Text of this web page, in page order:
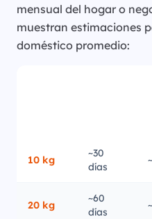
mensual del hogar o
muestran estimaciones
doméstico promedio:
10 kg
~30
días
20 kg
~60
días